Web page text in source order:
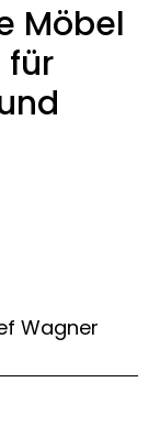
Möbel
für
Wagner